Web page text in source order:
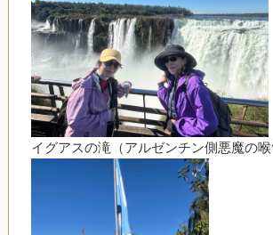
イグアスの滝（アルゼンチン側悪魔の喉